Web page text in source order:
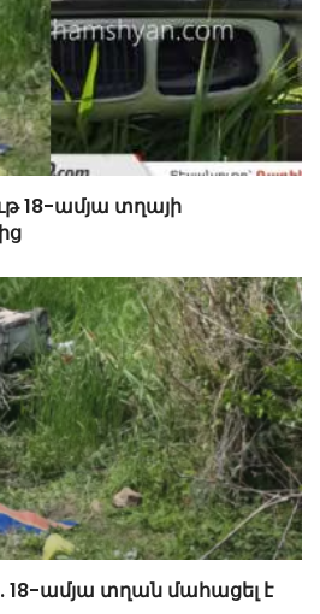
18-ամյա տղայի
ամյա տղան մահացել է